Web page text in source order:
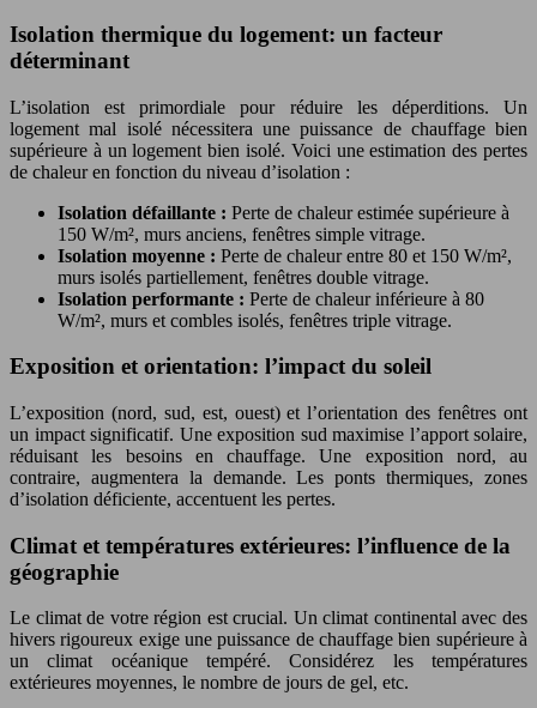
Isolation thermique du logement: un facteur
déterminant
L’isolation est primordiale pour réduire les déperditions. Un
logement mal isolé nécessitera une puissance de chauffage bien
supérieure à un logement bien isolé. Voici une estimation des pertes
de chaleur en fonction du niveau d’isolation :
Isolation défaillante : Perte de chaleur estimée supérieure à
150 W/m², murs anciens, fenêtres simple vitrage.
Isolation moyenne : Perte de chaleur entre 80 et 150 W/m²,
murs isolés partiellement, fenêtres double vitrage.
Isolation performante : Perte de chaleur inférieure à 80
W/m², murs et combles isolés, fenêtres triple vitrage.
Exposition et orientation: l’impact du soleil
L’exposition (nord, sud, est, ouest) et l’orientation des fenêtres ont
un impact significatif. Une exposition sud maximise l’apport solaire,
réduisant les besoins en chauffage. Une exposition nord, au
contraire, augmentera la demande. Les ponts thermiques, zones
d’isolation déficiente, accentuent les pertes.
Climat et températures extérieures: l’influence de la
géographie
Le climat de votre région est crucial. Un climat continental avec des
hivers rigoureux exige une puissance de chauffage bien supérieure à
un climat océanique tempéré. Considérez les températures
extérieures moyennes, le nombre de jours de gel, etc.